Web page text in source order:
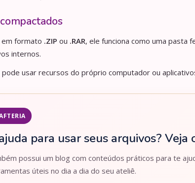
formato .ZIP ou .RAR, ele funciona como uma pasta
internos.
usar recursos do próprio computador ou
para usar seus arquivos?
possui um blog com conteúdos práticos para te
úteis no dia a dia do seu ateliê.